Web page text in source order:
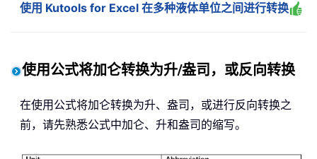
使用 Kutools for Excel 在多种液体单位之间进行转换
使用公式将加仑转换为升/盎司，或反向转换
在使用公式将加仑转换为升、盎司，或进行反向转换之
前，请先熟悉公式中加仑、升和盎司的缩写。